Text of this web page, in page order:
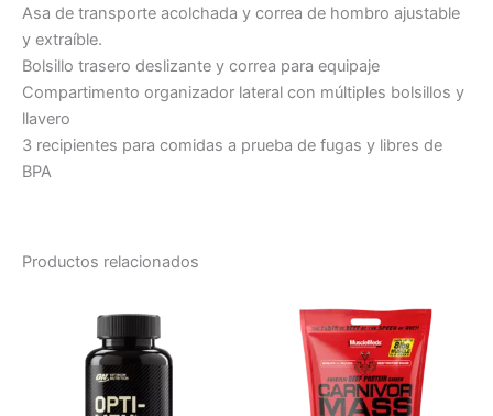
Asa de transporte acolchada y correa de hombro ajustable
y extraíble.
Bolsillo trasero deslizante y correa para equipaje
Compartimento organizador lateral con múltiples bolsillos y
llavero
3 recipientes para comidas a prueba de fugas y libres de
BPA
Productos relacionados
producto
tiene
múltiples
variantes.
producto
tiene
múltiples
variantes.